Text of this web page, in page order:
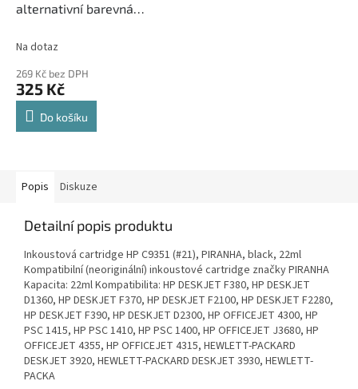
alternativní barevná
Na dotaz
269 Kč bez DPH
325 Kč
Do košíku
Popis Diskuze
Detailní popis produktu
Inkoustová cartridge HP C9351 (#21), PIRANHA, black, 22ml
Kompatibilní (neoriginální) inkoustové cartridge značky PIRANHA
Kapacita: 22ml Kompatibilita: HP DESKJET F380, HP DESKJET
D1360, HP DESKJET F370, HP DESKJET F2100, HP DESKJET F2280,
HP DESKJET F390, HP DESKJET D2300, HP OFFICEJET 4300, HP
PSC 1415, HP PSC 1410, HP PSC 1400, HP OFFICEJET J3680, HP
OFFICEJET 4355, HP OFFICEJET 4315, HEWLETT-PACKARD
DESKJET 3920, HEWLETT-PACKARD DESKJET 3930, HEWLETT-
PACKA